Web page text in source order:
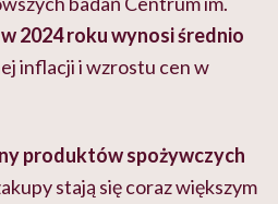
2024 roku wynosi średnio
inflacji i wzrostu cen w
produktów spożywczych
stają się coraz większym